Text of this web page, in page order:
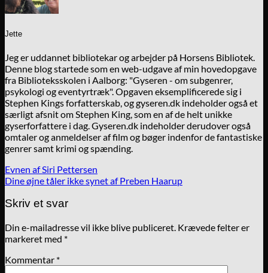
Jette
Jeg er uddannet bibliotekar og arbejder på Horsens Bibliotek.
Denne blog startede som en web-udgave af min hovedopgave
fra Biblioteksskolen i Aalborg: "Gyseren - om subgenrer,
psykologi og eventyrtræk". Opgaven eksemplificerede sig i
Stephen Kings forfatterskab, og gyseren.dk indeholder også et
særligt afsnit om Stephen King, som en af de helt unikke
gyserforfattere i dag. Gyseren.dk indeholder derudover også
omtaler og anmeldelser af film og bøger indenfor de fantastiske
genrer samt krimi og spænding.
Evnen af Siri Pettersen
Dine øjne tåler ikke synet af Preben Haarup
Skriv et svar
Din e-mailadresse vil ikke blive publiceret. Krævede felter er
markeret med *
Kommentar *